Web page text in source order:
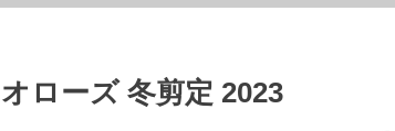
ローズ 冬剪定 2023